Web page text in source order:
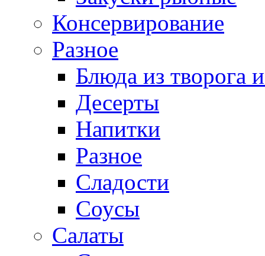
Консервирование
Разное
Блюда из творога
Десерты
Напитки
Разное
Сладости
Соусы
Салаты